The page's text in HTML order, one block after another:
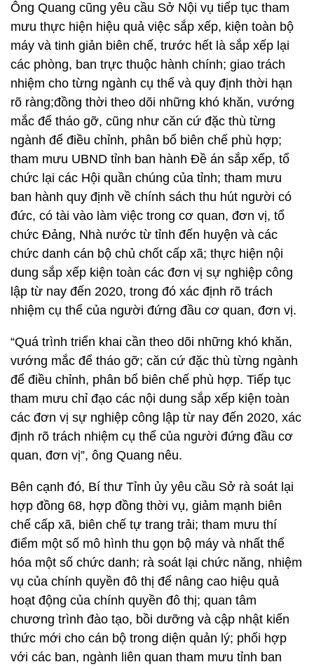
Ông Quang cũng yêu cầu Sở Nội vụ tiếp tục tham
mưu thực hiện hiệu quả việc sắp xếp, kiện toàn bộ
máy và tinh giản biên chế, trước hết là sắp xếp lại
các phòng, ban trực thuộc hành chính; giao trách
nhiệm cho từng ngành cụ thể và quy định thời hạn
rõ ràng;đồng thời theo dõi những khó khăn, vướng
mắc để tháo gỡ, cũng như căn cứ đặc thù từng
ngành để điều chỉnh, phân bổ biên chế phù hợp;
tham mưu UBND tỉnh ban hành Đề án sắp xếp, tổ
chức lại các Hội quần chúng của tỉnh; tham mưu
ban hành quy định về chính sách thu hút người có
đức, có tài vào làm việc trong cơ quan, đơn vị, tổ
chức Đảng, Nhà nước từ tỉnh đến huyện và các
chức danh cán bộ chủ chốt cấp xã; thực hiện nội
dung sắp xếp kiện toàn các đơn vị sự nghiệp công
lập từ nay đến 2020, trong đó xác định rõ trách
nhiệm cụ thể của người đứng đầu cơ quan, đơn vị.
“Quá trình triển khai cần theo dõi những khó khăn,
vướng mắc để tháo gỡ; căn cứ đặc thù từng ngành
để điều chỉnh, phân bổ biên chế phù hợp. Tiếp tục
tham mưu chỉ đạo các nội dung sắp xếp kiện toàn
các đơn vị sự nghiệp công lập từ nay đến 2020, xác
định rõ trách nhiệm cụ thể của người đứng đầu cơ
quan, đơn vị”, ông Quang nêu.
Bên cạnh đó, Bí thư Tỉnh ủy yêu cầu Sở rà soát lại
hợp đồng 68, hợp đồng thời vụ, giảm mạnh biên
chế cấp xã, biên chế tự trang trải; tham mưu thí
điểm một số mô hình thu gọn bộ máy và nhất thể
hóa một số chức danh; rà soát lại chức năng, nhiệm
vụ của chính quyền đô thị để nâng cao hiệu quả
hoạt động của chính quyền đô thị; quan tâm
chương trình đào tạo, bồi dưỡng và cập nhật kiến
thức mới cho cán bộ trong diện quản lý; phối hợp
với các ban, ngành liên quan tham mưu tỉnh ban